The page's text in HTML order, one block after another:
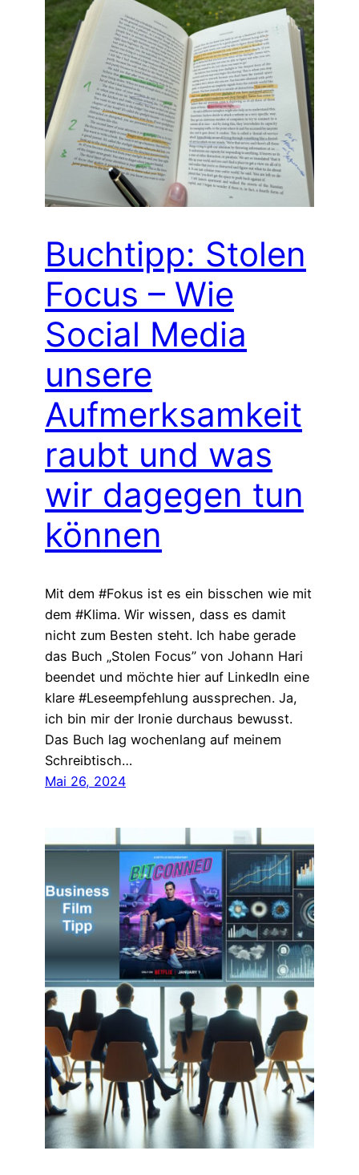
Buchtipp: Stolen
Focus – Wie
Social Media
unsere
Aufmerksamkeit
raubt und was
wir dagegen tun
können
Mit dem #Fokus ist es ein bisschen wie mit
dem #Klima. Wir wissen, dass es damit
nicht zum Besten steht. Ich habe gerade
das Buch „Stolen Focus” von Johann Hari
beendet und möchte hier auf LinkedIn eine
klare #Leseempfehlung aussprechen. Ja,
ich bin mir der Ironie durchaus bewusst.
Das Buch lag wochenlang auf meinem
Schreibtisch…
Mai 26, 2024